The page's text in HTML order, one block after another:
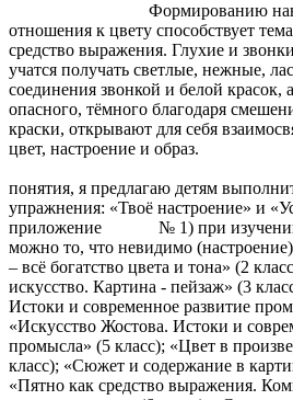
Формированию навыков
отношения к цвету способствует
средство выражения. Глухие и
учатся получать светлые, нежные,
соединения звонкой и белой красок,
опасного, тёмного благодаря
краски, открывают для себя
цвет,
понятия, я предлагаю детям
упражнения: «Твоё настроение» и
приложение № 1) при изучении
можно то, что невидимо
– всё богатство цвета и тона» (2
искусство. Картина - пейзаж» (3
Истоки и современное развитие
«Искусство Жостова. Истоки и
промысла» (5 класс); «Цвет в
класс); «Сюжет и содержание
«Пятно как средство выражения.